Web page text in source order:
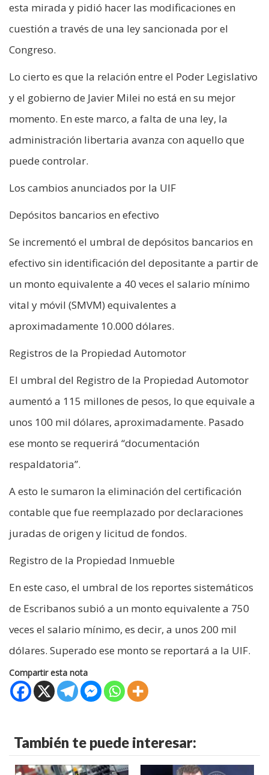
esta mirada y pidió hacer las modificaciones en
cuestión a través de una ley sancionada por el
Congreso.
Lo cierto es que la relación entre el Poder Legislativo
y el gobierno de Javier Milei no está en su mejor
momento. En este marco, a falta de una ley, la
administración libertaria avanza con aquello que
puede controlar.
Los cambios anunciados por la UIF
Depósitos bancarios en efectivo
Se incrementó el umbral de depósitos bancarios en
efectivo sin identificación del depositante a partir de
un monto equivalente a 40 veces el salario mínimo
vital y móvil (SMVM) equivalentes a
aproximadamente 10.000 dólares.
Registros de la Propiedad Automotor
El umbral del Registro de la Propiedad Automotor
aumentó a 115 millones de pesos, lo que equivale a
unos 100 mil dólares, aproximadamente. Pasado
ese monto se requerirá “documentación
respaldatoria”.
A esto le sumaron la eliminación del certificación
contable que fue reemplazado por declaraciones
juradas de origen y licitud de fondos.
Registro de la Propiedad Inmueble
En este caso, el umbral de los reportes sistemáticos
de Escribanos subió a un monto equivalente a 750
veces el salario mínimo, es decir, a unos 200 mil
dólares. Superado ese monto se reportará a la UIF.
Compartir esta nota
También te puede interesar: